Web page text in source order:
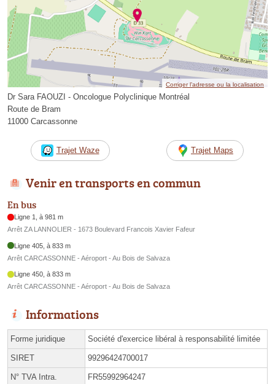
Corriger l’adresse ou la localisation
Dr Sara FAOUZI - Oncologue Polyclinique Montréal
Route de Bram
11000 Carcassonne
Trajet Waze Trajet Maps
Venir en transports en commun
En bus
Ligne 1, à 981 m
Arrêt ZA LANNOLIER - 1673 Boulevard Francois Xavier Fafeur
Ligne 405, à 833 m
Arrêt CARCASSONNE - Aéroport - Au Bois de Salvaza
Ligne 450, à 833 m
Arrêt CARCASSONNE - Aéroport - Au Bois de Salvaza
Informations
Forme juridique Société d'exercice libéral à responsabilité limitée
SIRET 99296424700017
N° TVA Intra. FR55992964247